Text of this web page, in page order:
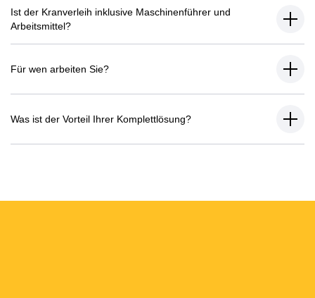
Ist der Kranverleih inklusive Maschinenführer und
Arbeitsmittel?
Für wen arbeiten Sie?
Was ist der Vorteil Ihrer Komplettlösung?